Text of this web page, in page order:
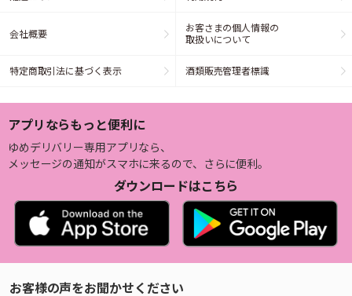
会社概要
お客さまの個人情報の
取扱いについて
特定商取引法に基づく表示 酒類販売管理者標識
アプリならもっと便利に
ゆめデリバリー専用アプリなら、
メッセージの通知がスマホに来るので、さらに便利。
ダウンロードはこちら
お客様の声をお聞かせください